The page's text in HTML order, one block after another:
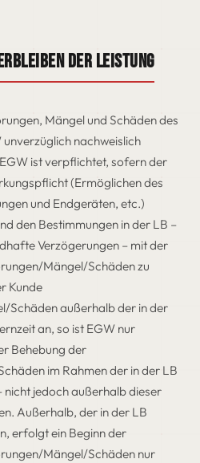
der Leistung
Mängel und Schäden des
unverzüglich nachweislich
ist verpflichtet, sofern der
(Ermöglichen des
und Endgeräten, etc.)
den Bestimmungen in der LB –
Verzögerungen – mit der
Mängel/Schäden zu
Kunde
Schäden außerhalb der in der
an, so ist EGW nur
Behebung der
im Rahmen der in der LB
nicht jedoch außerhalb dieser
Außerhalb, der in der LB
erfolgt ein Beginn der
Mängel/Schäden nur